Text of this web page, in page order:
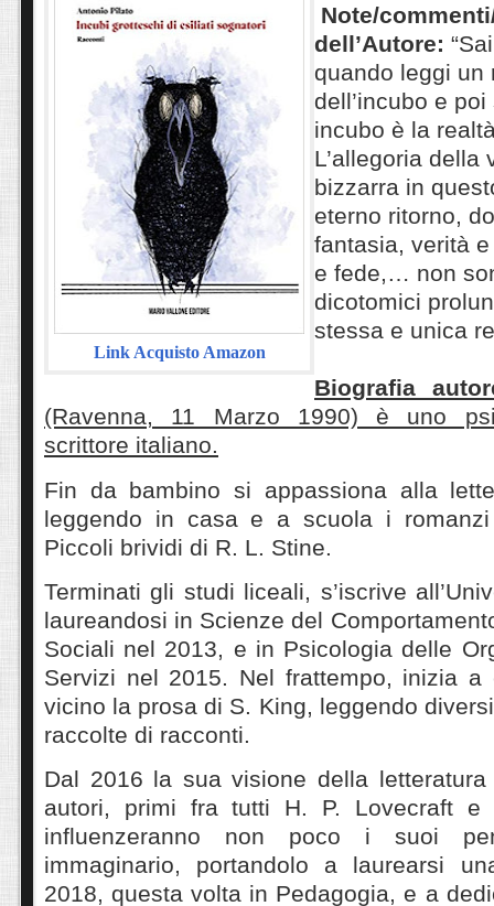
Link Acquisto Amazon
Note/
dell’Autore:
quando leggi un
dell’incubo e
incubo è la
L’allegoria della
bizzarra in
eterno ritorno,
fantasia, verità
e fede,… non
dicotomici
stessa e unica
Biografia
(Ravenna, 11 Marzo 1990) è uno
scrittore italiano.
Fin da bambino si appassiona alla
leggendo in casa e a scuola i
Piccoli brividi di R. L. Stine.
Terminati gli studi liceali, s’iscrive
laureandosi in Scienze del
Sociali nel 2013, e in Psicologia delle
Servizi nel 2015. Nel frattempo, inizia a
vicino la prosa di S. King, leggendo
raccolte di racconti.
Dal 2016 la sua visione della
autori, primi fra tutti H. P. Lovecraft
influenzeranno non poco i suoi
immaginario, portandolo a laurearsi
2018, questa volta in Pedagogia, e a